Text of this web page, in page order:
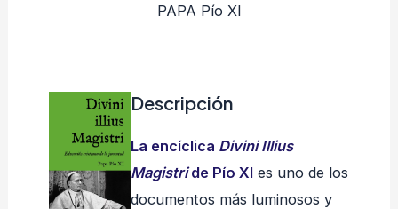
PAPA Pío XI
Descripción
La encíclica Divini Illius
Magistride Pío XI es uno de los
documentos más luminosos y